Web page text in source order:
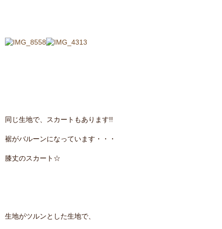
同じ生地で、スカートもあります!!
裾がバルーンになっています・・・
膝丈のスカート☆
生地がツルンとした生地で、